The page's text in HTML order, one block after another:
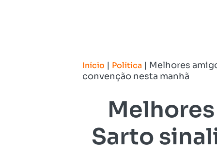
Início | Política | Melhores
convenção nesta manhã
Sarto